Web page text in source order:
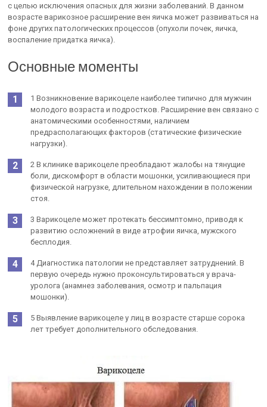
с целью исключения опасных для жизни заболеваний. В данном
возрасте варикозное расширение вен яичка может развиваться на
фоне других патологических процессов (опухоли почек, яичка,
воспаление придатка яичка).
Основные моменты
1 Возникновение варикоцеле наиболее типично для мужчин
молодого возраста и подростков. Расширение вен связано с
анатомическими особенностями, наличием
предрасполагающих факторов (статические физические
нагрузки).
2 В клинике варикоцеле преобладают жалобы на тянущие
боли, дискомфорт в области мошонки, усиливающиеся при
физической нагрузке, длительном нахождении в положении
стоя.
3 Варикоцеле может протекать бессимптомно, приводя к
развитию осложнений в виде атрофии яичка, мужского
бесплодия.
4 Диагностика патологии не представляет затруднений. В
первую очередь нужно проконсультироваться у врача-
уролога (анамнез заболевания, осмотр и пальпация
мошонки).
5 Выявление варикоцеле у лиц в возрасте старше сорока
лет требует дополнительного обследования.